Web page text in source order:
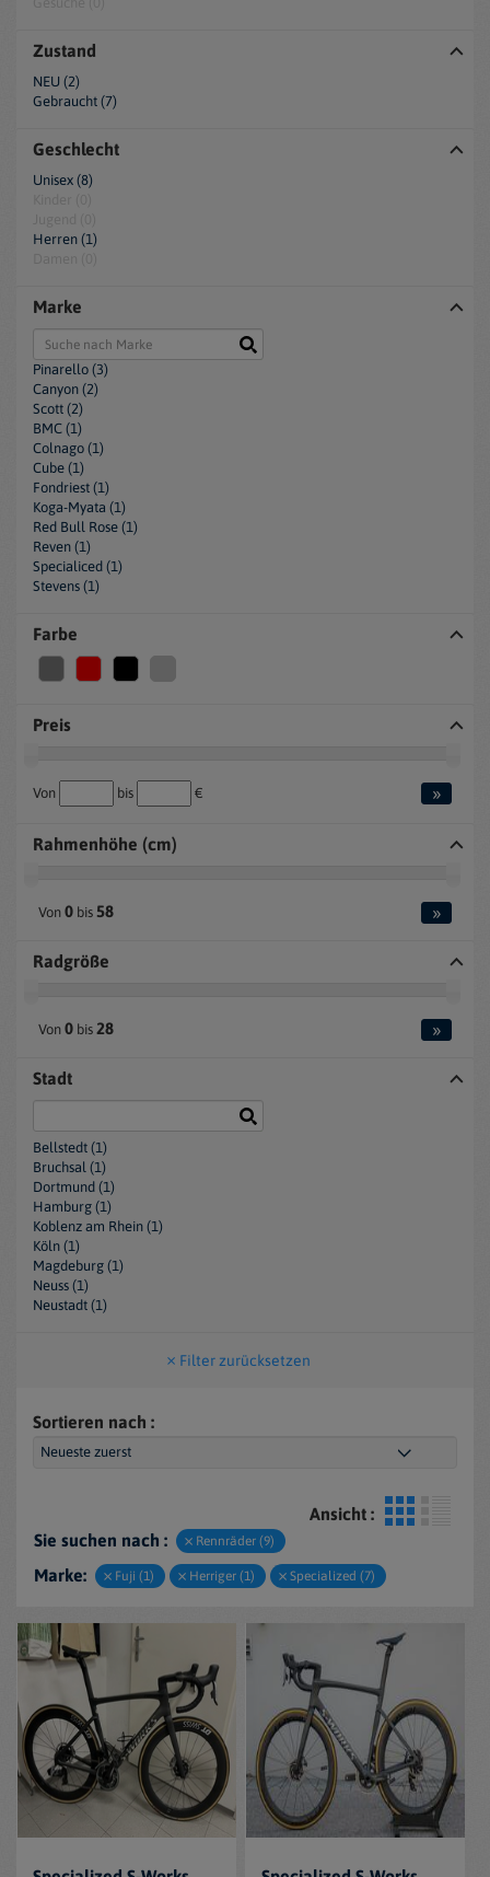
Zustand
NEU (2)
Gebraucht (7)
Geschlecht
Unisex (8)
Herren (1)
Marke
Pinarello (3)
Canyon (2)
Scott (2)
BMC (1)
Colnago (1)
Cube (1)
Fondriest (1)
Koga-Myata (1)
Red Bull Rose (1)
Reven (1)
Specialiced (1)
Stevens (1)
Farbe
Preis
Von bis € »
Rahmenhöhe (cm)
Von 0 bis 58 »
Radgröße
Von 0 bis 28 »
Stadt
Bellstedt (1)
Bruchsal (1)
Dortmund (1)
Hamburg (1)
Koblenz am Rhein (1)
Köln (1)
Magdeburg (1)
Neuss (1)
Neustadt (1)
Filter zurücksetzen
Sortieren nach :
Ansicht :
Sie suchen nach :
Rennräder (9)
Marke: Fuji (1) Herriger (1) Specialized (7)